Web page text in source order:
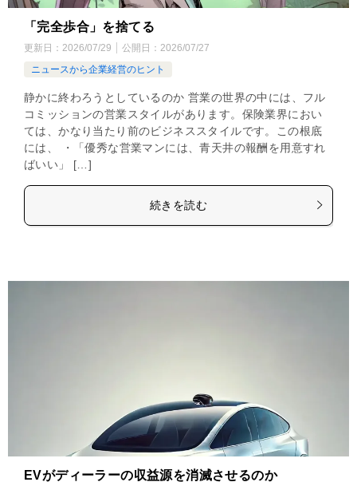
「完全歩合」を捨てる
更新日： 2026/07/29 公開日： 2026/07/27
ニュースから企業経営のヒント
静かに終わろうとしているのか 営業の世界の中には、フル
コミッションの営業スタイルがあります。保険業界におい
ては、かなり当たり前のビジネススタイルです。この根底
には、 ・「優秀な営業マンには、青天井の報酬を用意すれ
ばいい」 […]
続きを読む
EVがディーラーの収益源を消滅させるのか